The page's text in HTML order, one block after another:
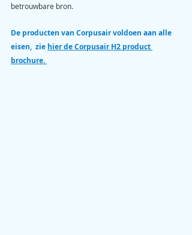
betrouwbare bron.
De producten van Corpusair voldoen aan alle
eisen,  zie hier de Corpusair H2 product
brochure.